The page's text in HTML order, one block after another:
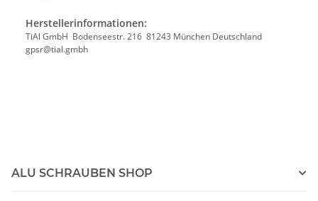
Herstellerinformationen:
TiAl GmbH Bodenseestr. 216 81243 München Deutschland
gpsr@tial.gmbh
ALU SCHRAUBEN SHOP